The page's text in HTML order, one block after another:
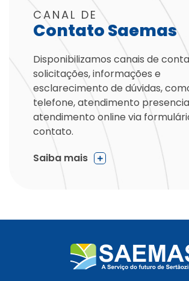
CANAL DE
Contato Saemas
Disponibilizamos canais de
solicitações, informações e
esclarecimento de dúvidas,
telefone, atendimento
atendimento online via
contato.
Saiba mais